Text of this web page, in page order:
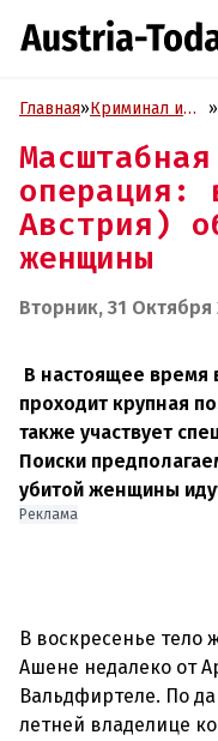
Главная»Криминал и
»
операция:
Австрия)
женщины
Вторник, 31 Октября
В настоящее время
проходит крупная
также участвует
Поиски
убитой женщины
Реклама
В воскресенье
Ашене недалеко от
Вальдфиртеле. По
летней владелице